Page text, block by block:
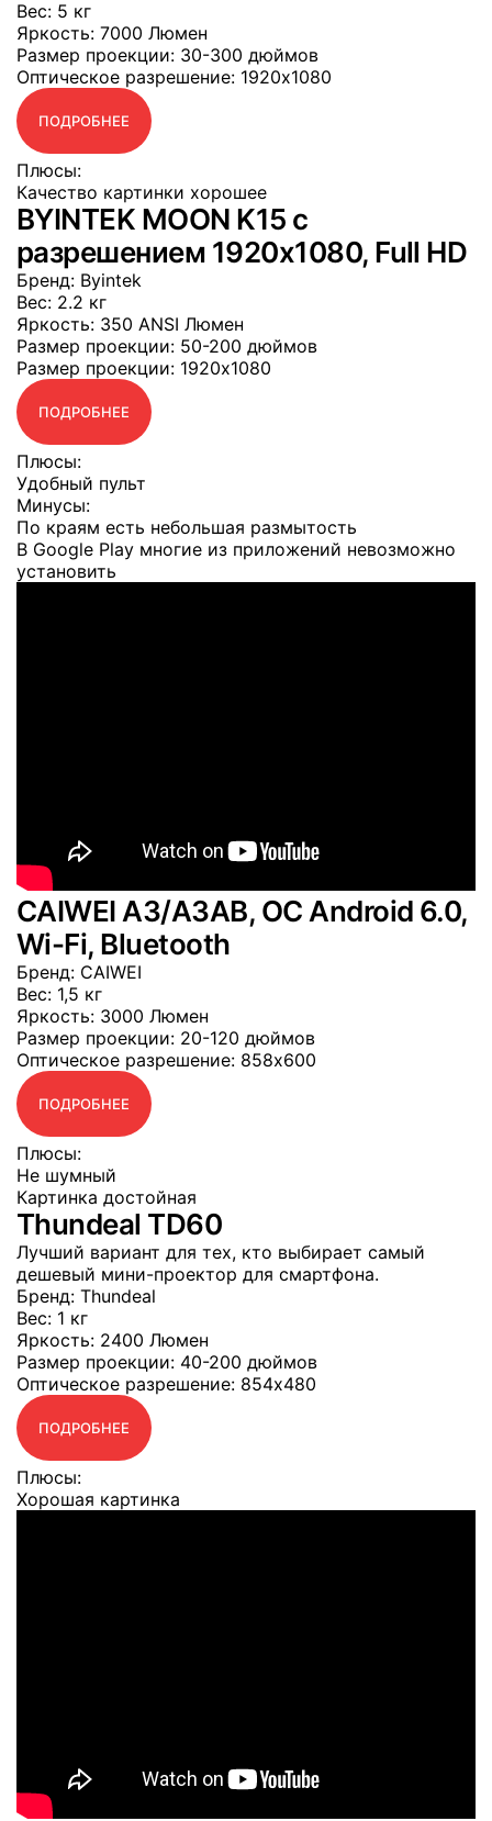
Вес: 5 кг
Яркость: 7000 Люмен
Размер проекции: 30-300 дюймов
Оптическое разрешение: 1920x1080
ПОДРОБНЕЕ
Плюсы:
Качество картинки хорошее
BYINTEK MOON K15 с
разрешением 1920x1080, Full HD
Бренд: Byintek
Вес: 2.2 кг
Яркость: 350 ANSI Люмен
Размер проекции: 50-200 дюймов
Размер проекции: 1920x1080
ПОДРОБНЕЕ
Плюсы:
Удобный пульт
Минусы:
По краям есть небольшая размытость
В Google Play многие из приложений невозможно
установить
CAIWEI A3/A3AB, OC Android 6.0,
Wi-Fi, Bluetooth
Бренд: CAIWEI
Вес: 1,5 кг
Яркость: 3000 Люмен
Размер проекции: 20-120 дюймов
Оптическое разрешение: 858x600
ПОДРОБНЕЕ
Плюсы:
Не шумный
Картинка достойная
Thundeal TD60
Лучший вариант для тех, кто выбирает самый
дешевый мини-проектор для смартфона.
Бренд: Thundeal
Вес: 1 кг
Яркость: 2400 Люмен
Размер проекции: 40-200 дюймов
Оптическое разрешение: 854x480
ПОДРОБНЕЕ
Плюсы:
Хорошая картинка